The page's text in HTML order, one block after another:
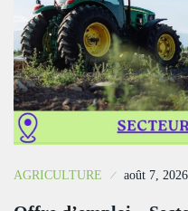
AGRICULTURE août 7, 2026